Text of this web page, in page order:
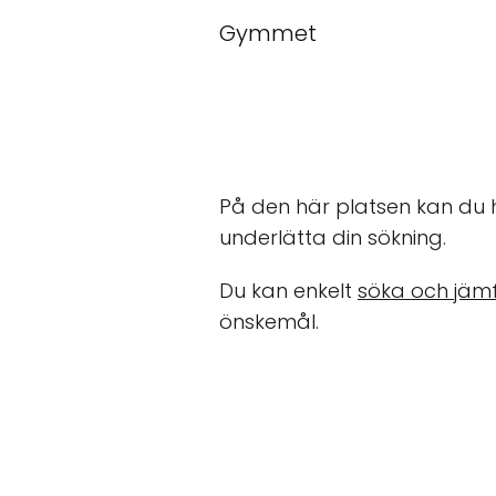
Gymmet
På den här platsen kan du
underlätta din sökning.
Du kan enkelt söka och
önskemål.